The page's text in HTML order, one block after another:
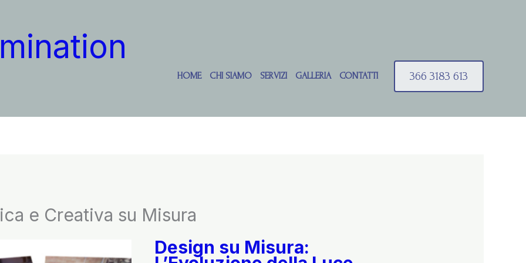
HOME CHI SIAMO SERVIZI GALLERIA CONTATTI 366 3183 613
e Creativa su Misura
Design su Misura: